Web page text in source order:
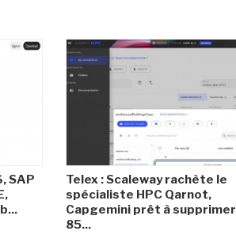
SAP
Telex : Scaleway rachète le
spécialiste HPC Qarnot,
Capgemini prêt à supprimer
85...